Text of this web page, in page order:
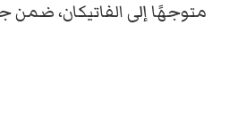
متوجهًا إلى الفاتيكان، ضمن